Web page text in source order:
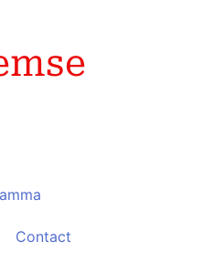
Contact